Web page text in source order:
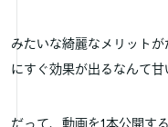
みたいな綺麗なメリット
にすぐ効果が出るなんて甘